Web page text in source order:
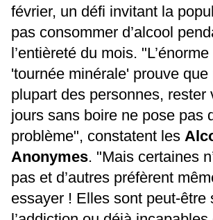
février, un défi invitant la
pas consommer d’alcool
l’entièreté du mois.
'tournée minérale' prouve que
plupart des personnes, rester
jours sans boire ne pose pas
problème", constatent les
Anonymes. "Mais certaines
pas et d’autres préfèrent
essayer ! Elles sont peut-être